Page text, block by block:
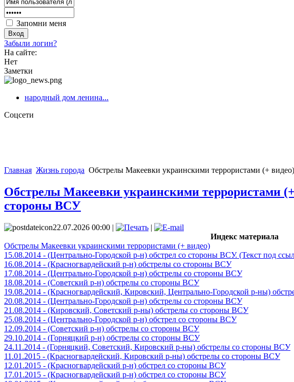
Запомни меня
Забыли логин?
На сайте:
Нет
Заметки
народный дом ленина...
Соцсети
Главная Жизнь города Обстрелы Макеевки украинскими террористами (+
Обстрелы Макеевки украинскими террористами
стороны ВСУ
22.07.2026 00:00 |
|
Индекс материала
Обстрелы Макеевки украинскими террористами (+ видео)
15.08.2014 - (Центрально-Городской р-н) обстрел со стороны ВСУ. (Текст под
16.08.2014 - (Красногвардейский р-н) обстрелы со стороны ВСУ
17.08.2014 - (Центрально-Городской р-н) обстрелы со стороны ВСУ
18.08.2014 - (Советский р-н) обстрелы со стороны ВСУ
19.08.2014 - (Красногвардейский, Кировский, Центрально-Городской р-ны)
20.08.2014 - (Центрально-Городской р-н) обстрелы со стороны ВСУ
21.08.2014 - (Кировский, Советский р-ны) обстрелы со стороны ВСУ
25.08.2014 - (Центрально-Городской р-н) обстрел со стороны ВСУ
12.09.2014 - (Советский р-н) обстрелы со стороны ВСУ
29.10.2014 - (Горняцкий р-н) обстрелы со стороны ВСУ
24.11.2014 - (Горняцкий, Советский, Кировский р-ны) обстрелы со стороны ВСУ
11.01.2015 - (Красногвардейский, Кировский р-ны) обстрелы со стороны ВСУ
12.01.2015 - (Красногвардейский р-н) обстрел со стороны ВСУ
17.01.2015 - (Красногвардейский р-н) обстрел со стороны ВСУ